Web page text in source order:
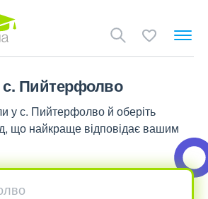
Пийтерфолво
у с. Пийтерфолво й оберіть
що найкраще відповідає вашим